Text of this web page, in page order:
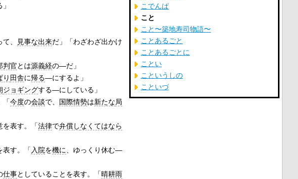
、 見事な出来だ」「わざわざ出かけ
判官とは源義経の―だ」
り 田舎に帰る―にするよ」
ジョギングする―にしている」
「今度の会談で、 国際情勢は新たな局
を表す。「法律で弁償しなくてはなら
表す。「 入院を機に
、ゆっくり休む―
仕事としていることを表す。「晴耕雨
こでんぱ
こと
こと〜築地寿司物語〜
ことあるごと
ことあるごとに
ことい
こというしの
こといづ